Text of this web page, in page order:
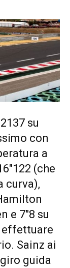
su
con
a
(che
curva),
e 7″8 su
effettuare
Sainz ai
guida